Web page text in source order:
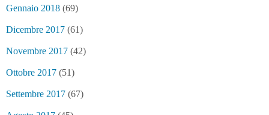
Gennaio 2018 (69)
Dicembre 2017 (61)
Novembre 2017 (42)
Ottobre 2017 (51)
Settembre 2017 (67)